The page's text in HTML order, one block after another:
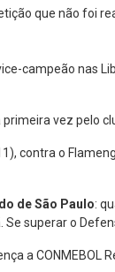
que não foi
campeão nas
primeira vez pelo
contra o
de São Paulo:
superar o
a CONMEBOL